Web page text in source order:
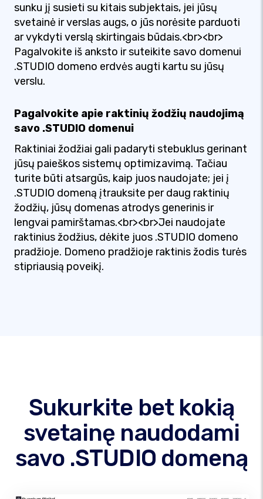
sunku jį susieti su kitais subjektais, jei jūsų
svetainė ir verslas augs, o jūs norėsite parduoti
ar vykdyti verslą skirtingais būdais.<br><br>
Pagalvokite iš anksto ir suteikite savo domenui
.STUDIO domeno erdvės augti kartu su jūsų
verslu.
Pagalvokite apie raktinių žodžių naudojimą
savo .STUDIO domenui
Raktiniai žodžiai gali padaryti stebuklus gerinant
jūsų paieškos sistemų optimizavimą. Tačiau
turite būti atsargūs, kaip juos naudojate; jei į
.STUDIO domeną įtrauksite per daug raktinių
žodžių, jūsų domenas atrodys generinis ir
lengvai pamirštamas.<br><br>Jei naudojate
raktinius žodžius, dėkite juos .STUDIO domeno
pradžioje. Domeno pradžioje raktinis žodis turės
stipriausią poveikį.
Sukurkite bet kokią
svetainę naudodami
savo .STUDIO domeną